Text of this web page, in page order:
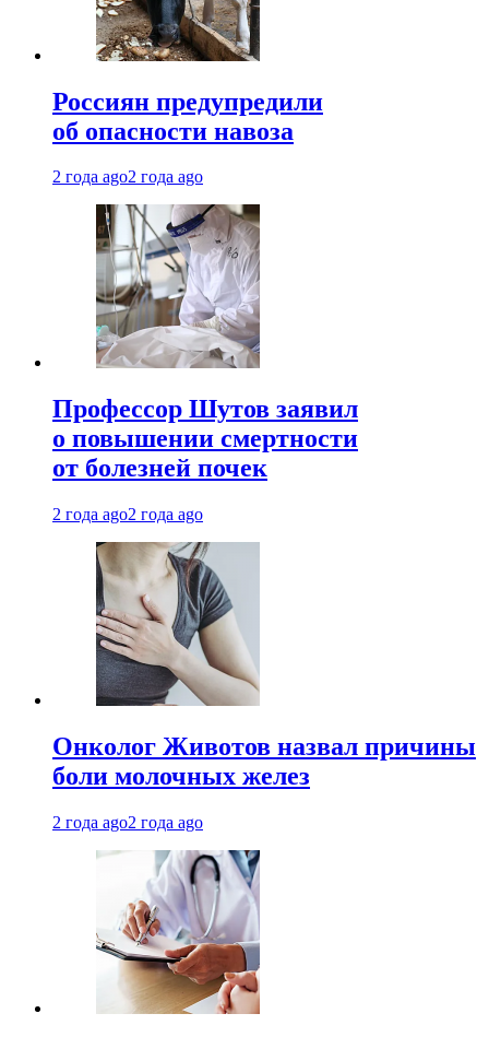
Россиян предупредили
об опасности навоза
2 года ago2 года ago
Профессор Шутов заявил
о повышении смертности
от болезней почек
2 года ago2 года ago
Онколог Животов назвал причины
боли молочных желез
2 года ago2 года ago